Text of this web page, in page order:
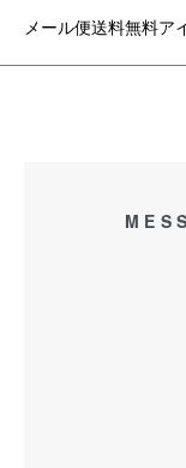
メール便送料無料ア